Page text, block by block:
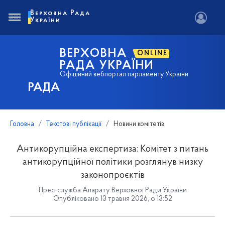
РАДА
ВЕРХОВНА ONLINE
РАДА УКРАЇНИ
Офіційний вебпортал парламенту України
Верховна Рада
України
Головна Текстові публікації Новини комітетів
Антикорупційна експертиза: Комітет з питань
антикорупційної політики розглянув низку
законопроєктів
Прес-служба Апарату Верховної Ради України
Опубліковано 13 травня 2026, о 13:52